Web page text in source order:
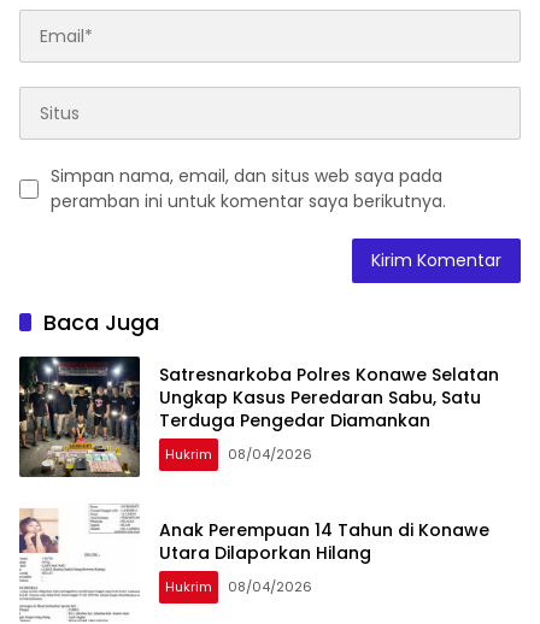
Simpan nama, email, dan situs web saya pada
peramban ini untuk komentar saya berikutnya.
Baca Juga
Satresnarkoba Polres Konawe Selatan
Ungkap Kasus Peredaran Sabu, Satu
Terduga Pengedar Diamankan
Hukrim 08/04/2026
Anak Perempuan 14 Tahun di Konawe
Utara Dilaporkan Hilang
Hukrim 08/04/2026